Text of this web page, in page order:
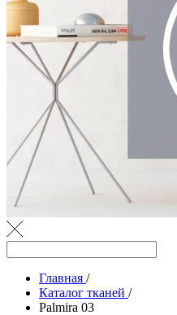
Главная /
Каталог тканей /
Palmira 03